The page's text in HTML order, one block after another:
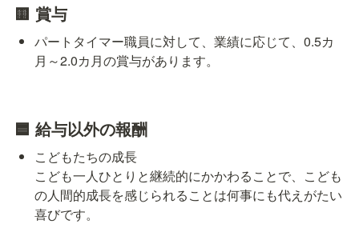
🟨 賞与
パートタイマー職員に対して、業績に応じて、0.5カ
月～2.0カ月の賞与があります。
🟦 給与以外の報酬
こどもたちの成長
こども一人ひとりと継続的にかかわることで、こども
の人間的成長を感じられることは何事にも代えがたい
喜びです。